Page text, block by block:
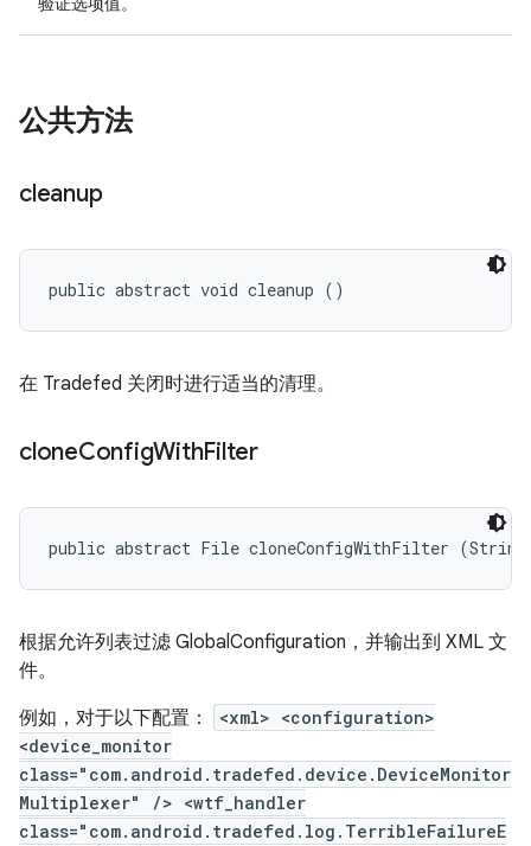
公共方法
cleanup
public abstract void cleanup ()
在 Tradefed 关闭时进行适当的清理。
cloneConfigWithFilter
public abstract File cloneConfigWithFilter
根据允许列表过滤 GlobalConfiguration，并输出到 XML 文
件。
例如，对于以下配置：
<xml> <configuration>
<device_monitor
class="com.android.tradefed.device.DeviceMonitor
Multiplexer" /> <wtf_handler
class="com.android.tradefed.log.TerribleFailureE